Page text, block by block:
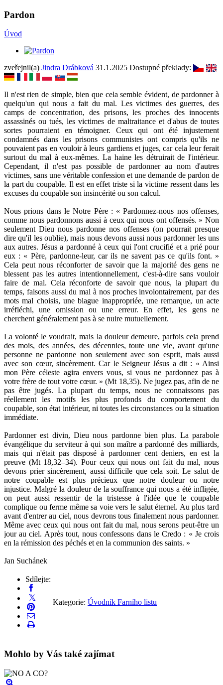
Pardon
Úvod
zveřejnil(a) Jindra Drábková 31.1.2025 Dostupné překlady:
Il n'est rien de simple, bien que cela semble évident, de pardonner à
quelqu'un qui nous a fait du mal. Les victimes des guerres, des
camps de concentration, des prisons, les proches des innocents
assassinés ou tués, les victimes de maltraitance et d'abus de toutes
sortes pourraient en témoigner. Ceux qui ont été injustement
condamnés dans les prisons communistes ont compris qu'ils ne
pouvaient pas en vouloir à leurs gardiens et juges, car cela leur ferait
surtout du mal à eux-mêmes. La haine les détruirait de l'intérieur.
Cependant, il n'est pas possible de pardonner au nom d'autres
victimes, sans une véritable confession et une demande de pardon de
la part du coupable. Il est en effet triste si la victime ressent dans les
excuses du coupable son insincérité ou son calcul.
Nous prions dans le Notre Père : « Pardonnez-nous nos offenses,
comme nous pardonnons aussi à ceux qui nous ont offensés. » Non
seulement Dieu nous pardonne nos offenses (on pourrait presque
dire qu'il les oublie), mais nous devons aussi nous pardonner les uns
aux autres. Jésus a pardonné à ceux qui l'ont crucifié et a prié pour
eux : « Père, pardonne-leur, car ils ne savent pas ce qu'ils font. »
Cela peut nous réconforter de savoir que la majorité des gens ne
blessent pas les autres intentionnellement, c'est-à-dire sans vouloir
faire de mal. Cela réconforte de savoir que nous, la plupart du
temps, faisons aussi du mal à nos proches involontairement, par des
mots mal choisis, une blague inappropriée, une remarque, un acte
irréfléchi, une omission ou une erreur. En effet, les gens ne
cherchent généralement pas à se nuire mutuellement.
La volonté le voudrait, mais la douleur demeure, parfois cela prend
des mois, des années, des décennies, toute une vie, avant qu'une
personne ne pardonne non seulement avec son esprit, mais aussi
avec son cœur, sincèrement. Car le Seigneur Jésus a dit : « Ainsi
mon Père céleste agira envers vous, si vous ne pardonnez pas à
votre frère de tout votre cœur. » (Mt 18,35). Ne jugez pas, afin de ne
pas être jugés. La plupart du temps, nous ne connaissons pas
réellement les motifs les plus profonds du comportement du
coupable, son état intérieur, ni toutes les circonstances ou la situation
immédiate.
Pardonner est divin, Dieu nous pardonne bien plus. La parabole
évangélique du serviteur à qui son maître a pardonné des milliards,
mais qui n'était pas disposé à pardonner cent deniers, en est la
preuve (Mt 18,32–34). Pour ceux qui nous ont fait du mal, nous
devons prier sincèrement, aussi difficile que cela soit. Le salut de
notre coupable est plus précieux que notre douleur ou notre
injustice. Malgré la douleur de la souffrance qui nous a été infligée,
on peut aussi ressentir de la tristesse à l'idée que le coupable
complique ou ferme même sa voie vers le salut éternel. Au plus tard
avant d'entrer au ciel, nous devrons tous finalement nous pardonner.
Même avec ceux qui nous ont fait du mal, nous serons peut-être un
jour au ciel. Après tout, nous confessons dans le Credo : « Je crois
en la rémission des péchés et en la communion des saints. »
Jan Suchánek
Sdílejte:
Kategorie: Úvodník Farního listu
Mohlo by Vás také zajímat